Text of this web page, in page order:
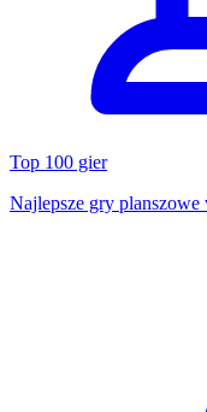
Top 100 gier
Najlepsze gry planszowe